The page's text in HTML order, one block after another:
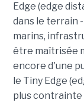
Edge (edge
dans le terrain
marins,
être maîtrisée
encore d'une
le Tiny Edge
plus contrainte